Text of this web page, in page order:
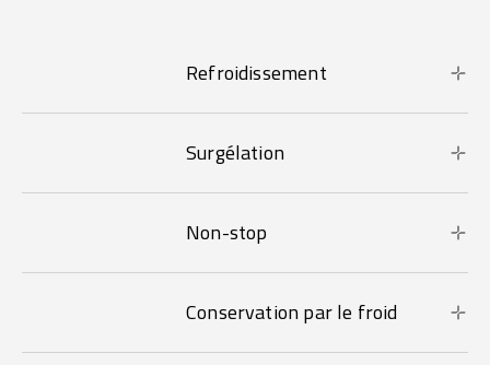
Refroidissement
Surgélation
Non-stop
Conservation par le froid